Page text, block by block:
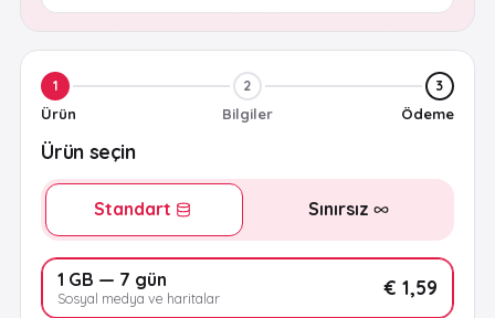
1
Ürün
2
Bilgiler
3
Ödeme
Ürün seçin
Standart Sınırsız
1 GB — 7 gün
Sosyal medya ve haritalar € 1,59